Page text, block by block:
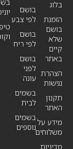
בלוג
הזמנת
בושם
שלא
קיים
באתר
הצהרת
נגישות
תקנון
האתר
מידע על
משלוחים
מדיניות
בושם
לפי צבע
בושם
לפי ריח
בושם
לפני
עונה
בשמים
לבית
בשמים
נוספים